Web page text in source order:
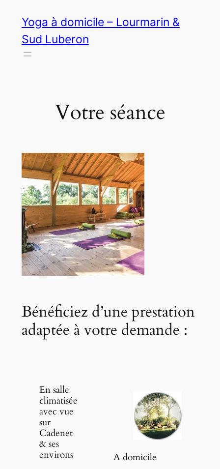
contenu
Yoga à domicile – Lourmarin &
Sud Luberon
Votre séance
Bénéficiez d’une prestation
adaptée à votre demande :
En salle
climatisée
avec vue
sur
Cadenet
& ses
environs
A domicile